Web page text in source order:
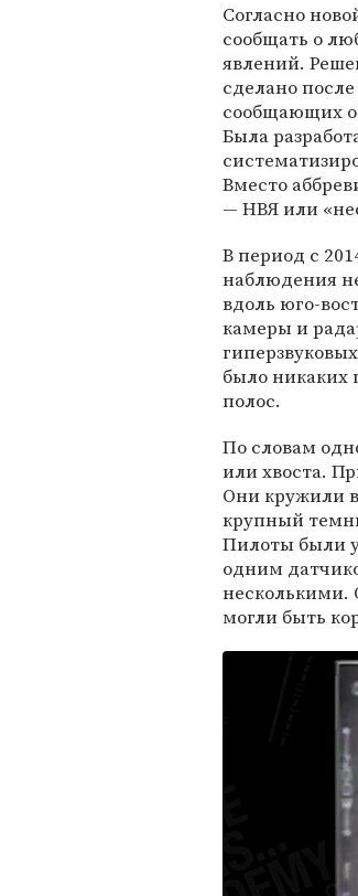
Согласно
сообщать о
явлений.
сделано
сообщающих
Была
Вместо
— НВЯ или
В период с
наблюдения
вдоль юго-
камеры и
было никаких
полос.
По словам
или хвоста.
Они кружили
крупный
Пилоты были
одним
несколькими.
могли быть